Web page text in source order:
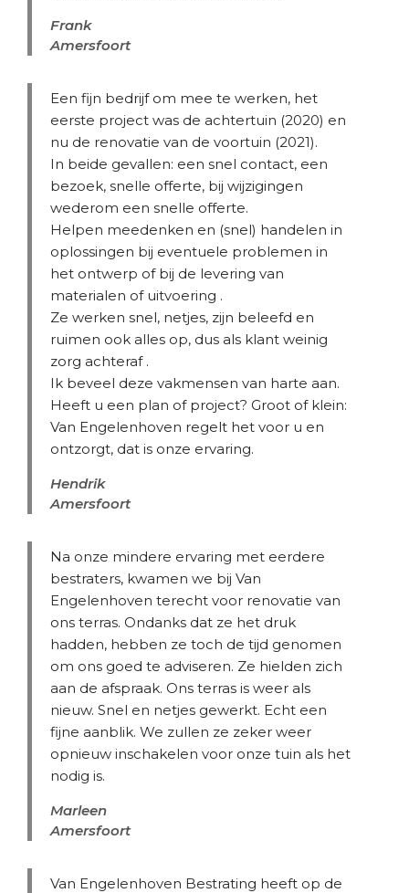
Frank
Amersfoort
Een fijn bedrijf om mee te werken, het
eerste project was de achtertuin (2020) en
nu de renovatie van de voortuin (2021).
In beide gevallen: een snel contact, een
bezoek, snelle offerte, bij wijzigingen
wederom een snelle offerte.
Helpen meedenken en (snel) handelen in
oplossingen bij eventuele problemen in
het ontwerp of bij de levering van
materialen of uitvoering .
Ze werken snel, netjes, zijn beleefd en
ruimen ook alles op, dus als klant weinig
zorg achteraf .
Ik beveel deze vakmensen van harte aan.
Heeft u een plan of project? Groot of klein:
Van Engelenhoven regelt het voor u en
ontzorgt, dat is onze ervaring.
Hendrik
Amersfoort
Na onze mindere ervaring met eerdere
bestraters, kwamen we bij Van
Engelenhoven terecht voor renovatie van
ons terras. Ondanks dat ze het druk
hadden, hebben ze toch de tijd genomen
om ons goed te adviseren. Ze hielden zich
aan de afspraak. Ons terras is weer als
nieuw. Snel en netjes gewerkt. Echt een
fijne aanblik. We zullen ze zeker weer
opnieuw inschakelen voor onze tuin als het
nodig is.
Marleen
Amersfoort
Van Engelenhoven Bestrating heeft op de